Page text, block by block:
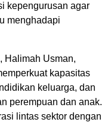
kepengurusan agar
menghadapi
Halimah Usman,
kapasitas
keluarga, dan
perempuan dan anak.
lintas sektor dengan